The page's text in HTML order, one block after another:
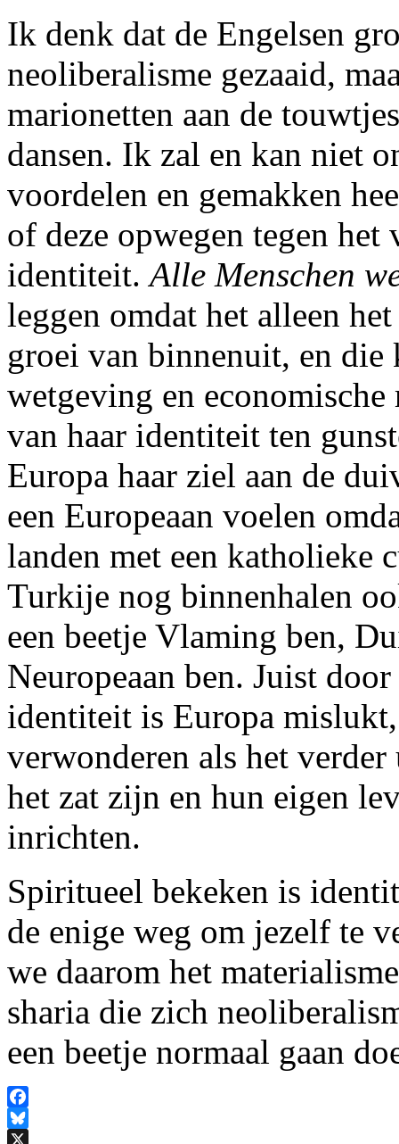
Ik denk dat de Engelsen
neoliberalisme gezaaid,
marionetten aan de
dansen. Ik zal en kan niet
voordelen en gemakken
of deze opwegen tegen
identiteit.Alle Menschen
leggen omdat het alleen
groei van binnenuit, en die
wetgeving en
van haar identiteit ten
Europa haar ziel aan de
een Europeaan voelen
landen met een katholieke
Turkije nog binnenhalen
een beetje Vlaming ben,
Neuropeaan ben. Juist
identiteit is Europa
verwonderen als het
het zat zijn en hun eigen
inrichten.
Spiritueel bekeken is
de enige weg om jezelf te
we daarom het
sharia die zich
een beetje normaal gaan
Facebook
Bluesky